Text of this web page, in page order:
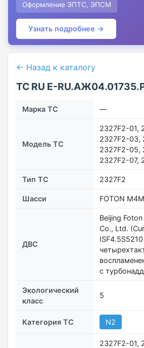
Оформление ЭПТС, ЭПСМ
Узнать подробнее →
← Назад к каталогу
ТС RU Е-
Марка ТС —
Модель ТС
2327F2-01,
2327F2-03,
2327F2-05,
2327F2-07,
Тип ТС 2327F2
Шасси FOTON M4M
ДВС
Beijing
Co., Ltd.
ISF4.5S5210
с
Экологический
класс
5
Категория ТС N2
2327F2-01,